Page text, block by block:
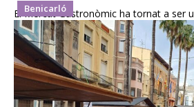
Benicarló
El Mercat Gastronòmic ha tornat a ser